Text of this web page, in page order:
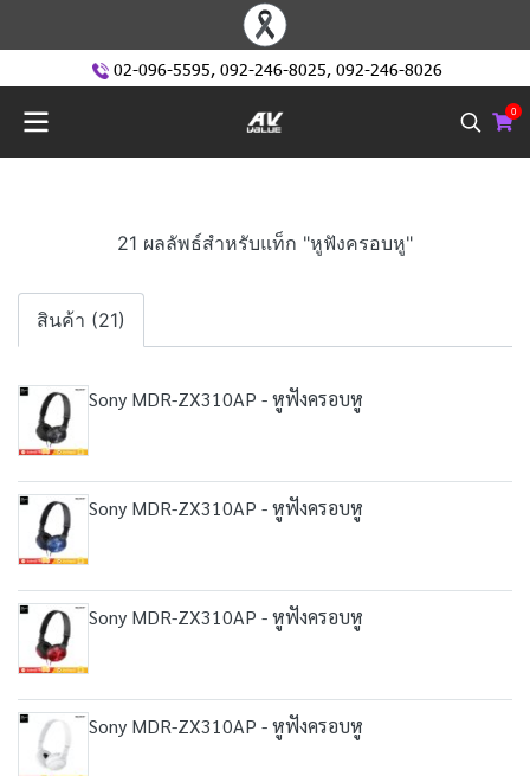
02-096-5595, 092-246-8025, 092-246-8026
0
21 ผลลัพธ์สำหรับแท็ก "หูฟังครอบหู"
สินค้า (21)
Sony MDR-ZX310AP - หูฟังครอบหู
Sony MDR-ZX310AP - หูฟังครอบหู
Sony MDR-ZX310AP - หูฟังครอบหู
Sony MDR-ZX310AP - หูฟังครอบหู